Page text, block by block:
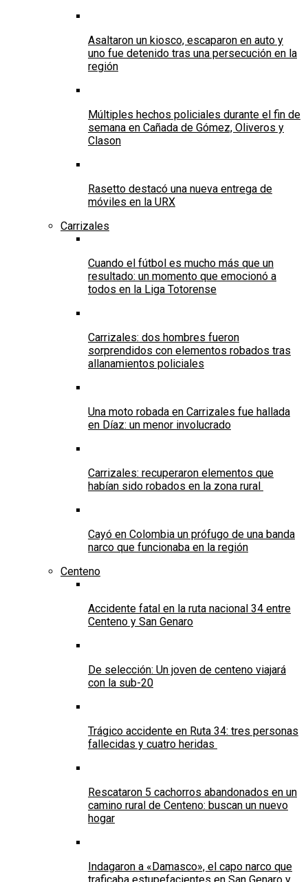
Asaltaron un kiosco, escaparon en auto y
uno fue detenido tras una persecución en la
región
Múltiples hechos policiales durante el fin de
semana en Cañada de Gómez, Oliveros y
Clason
Rasetto destacó una nueva entrega de
móviles en la URX
Carrizales
Cuando el fútbol es mucho más que un
resultado: un momento que emocionó a
todos en la Liga Totorense
Carrizales: dos hombres fueron
sorprendidos con elementos robados tras
allanamientos policiales
Una moto robada en Carrizales fue hallada
en Díaz: un menor involucrado
Carrizales: recuperaron elementos que
habían sido robados en la zona rural
Cayó en Colombia un prófugo de una banda
narco que funcionaba en la región
Centeno
Accidente fatal en la ruta nacional 34 entre
Centeno y San Genaro
De selección: Un joven de centeno viajará
con la sub-20
Trágico accidente en Ruta 34: tres personas
fallecidas y cuatro heridas
Rescataron 5 cachorros abandonados en un
camino rural de Centeno: buscan un nuevo
hogar
Indagaron a «Damasco», el capo narco que